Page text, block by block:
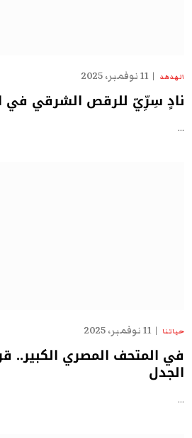
الهدهد 11 نوفمبر، 2025
نادٍ سِرِّيّ للرقص الشرقي في
…
حياتنا 11 نوفمبر، 2025
في المتحف المصري الكبير..
الجدل
…